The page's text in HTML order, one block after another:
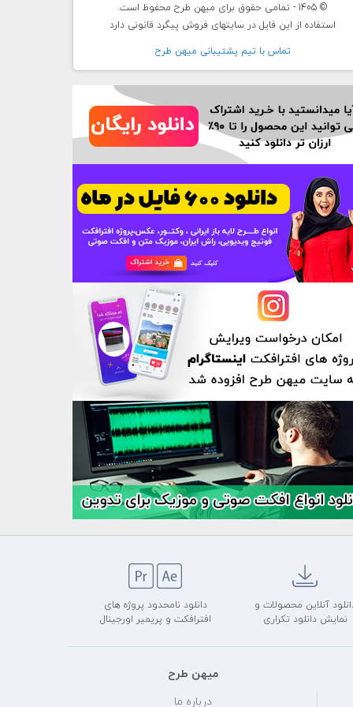
© 1405 - تمامی حقوق برای میهن طرح محفوظ است.
استفاده از این فایل در سایتهای فروش پیگرد قانونی دارد
تماس با تيم پشتيبانی ميهن طرح
آنلاین محصولات و
نمایش دانلود تکراری
دانلود نامحدود پروژه های
افترافکت و پریمیر اورجینال
میهن طرح
درباره ما